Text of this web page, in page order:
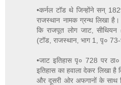
•कर्नल टॉड थे जिन्होंने सन्
राजस्थान नामक ग्रन्थ लिखा
कि राजपूत लोग जाट,
(टॉड, राजस्थान, भाग 1, पृ०
•जाट इतिहास पृ० 728 पर
इतिहास का हवाला देकर लिखा
और दूसरी ओर अफगानों के साथ